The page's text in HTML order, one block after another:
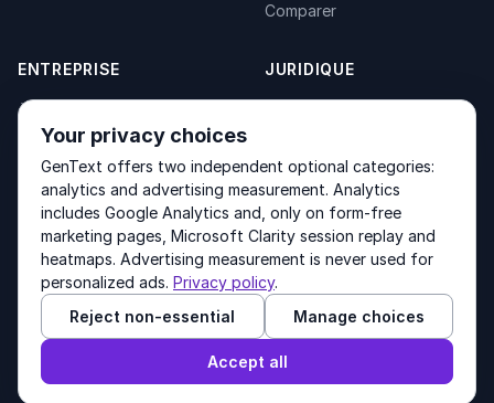
Comparer
ENTREPRISE
À propos
Contact
Produits
JURIDIQUE
Terms of Service
Other products by GenText Group:LexDraft· MentalNote
© 2026 GenText Group Inc. Tous droits réservés.
Your privacy choices
GenText offers two independent optional categories:
analytics and advertising measurement. Analytics
includes Google Analytics and, only on form-free
marketing pages, Microsoft Clarity session replay and
heatmaps. Advertising measurement is never used for
personalized ads. Privacy policy.
Reject non-essential
Manage choices
Accept all